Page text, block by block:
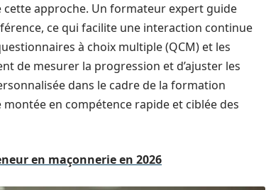
approche. Un formateur expert guide
ce qui facilite une interaction continue
à choix multiple (QCM) et les
de mesurer la progression et d’ajuster les
dans le cadre de la formation
en compétence rapide et ciblée des
en maçonnerie en 2026